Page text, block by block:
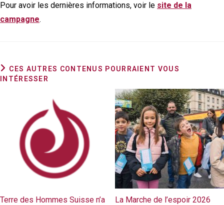
Pour avoir les dernières informations, voir le site de la
campagne.
CES AUTRES CONTENUS POURRAIENT VOUS
INTÉRESSER
Terre des Hommes Suisse n’a
La Marche de l’espoir 2026